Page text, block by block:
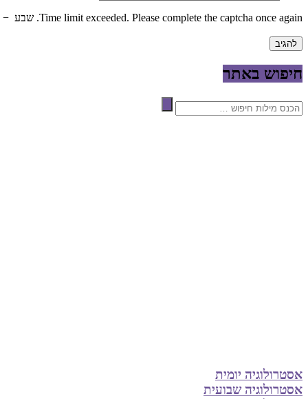
Time limit exceeded. Please complete the captcha once again. שבע −
חיפוש באתר
אסטרולוגיה יומית
אסטרולוגיה שבועית